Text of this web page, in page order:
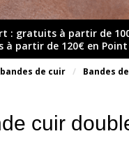
: gratuits à partir de
partir de 120€ en Point
de cuir Bandes
cuir